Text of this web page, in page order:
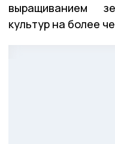
выращиванием
культур на более